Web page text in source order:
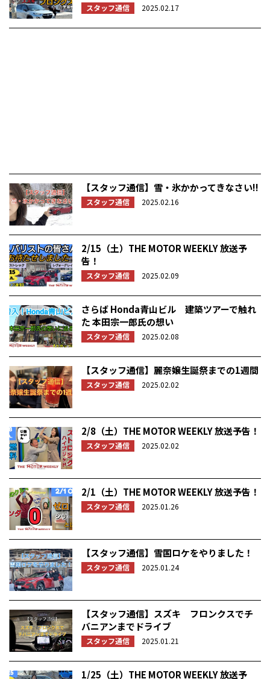
スタッフ通信 2025.02.17
【スタッフ通信】雪・氷かかってきなさい!!
スタッフ通信 2025.02.16
2/15（土）THE MOTOR WEEKLY 放送予
告！
スタッフ通信 2025.02.09
さらば Honda青山ビル 建築ツアーで触れ
た 本田宗一郎氏の想い
スタッフ通信 2025.02.08
【スタッフ通信】麗奈嬢生誕祭までの1週間
スタッフ通信 2025.02.02
2/8（土）THE MOTOR WEEKLY 放送予告！
スタッフ通信 2025.02.02
2/1（土）THE MOTOR WEEKLY 放送予告！
スタッフ通信 2025.01.26
【スタッフ通信】雪国ロケをやりました！
スタッフ通信 2025.01.24
【スタッフ通信】スズキ フロンクスでチ
バニアンまでドライブ
スタッフ通信 2025.01.21
1/25（土）THE MOTOR WEEKLY 放送予